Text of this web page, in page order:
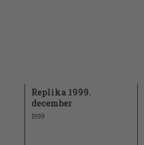
Replika 1999.
december
1999